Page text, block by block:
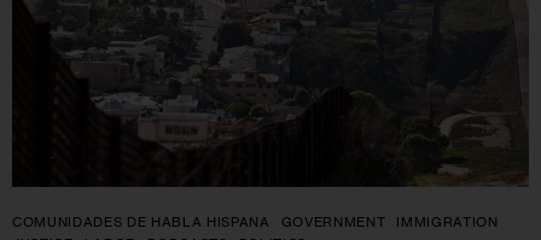
COMUNIDADES DE HABLA HISPANA GOVERNMENT
IMMIGRATION